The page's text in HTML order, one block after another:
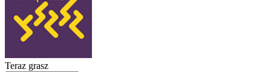
Teraz grasz